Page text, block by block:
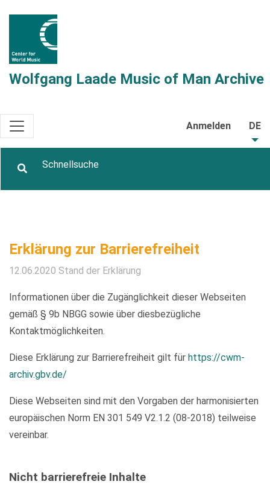
Wolfgang Laade Music of Man Archive
Anmelden DE
Erklärung zur Barrierefreiheit
12.06.2020 Stand der Erklärung
Informationen über die Zugänglichkeit dieser Webseiten
gemäß § 9b NBGG sowie über diesbezügliche
Kontaktmöglichkeiten.
Diese Erklärung zur Barrierefreiheit gilt für https://cwm-
archiv.gbv.de/
Diese Webseiten sind mit den Vorgaben der harmonisierten
europäischen Norm EN 301 549 V2.1.2 (08-2018) teilweise
vereinbar.
Nicht barrierefreie Inhalte